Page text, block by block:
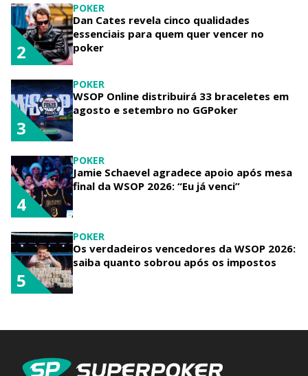
POKER
Dan Cates revela cinco qualidades
essenciais para quem quer vencer no
poker
2
POKER
WSOP Online distribuirá 33 braceletes em
agosto e setembro no GGPoker
3
POKER
Jamie Schaevel agradece apoio após mesa
final da WSOP 2026: “Eu já venci”
4
POKER
Os verdadeiros vencedores da WSOP 2026:
saiba quanto sobrou após os impostos
5